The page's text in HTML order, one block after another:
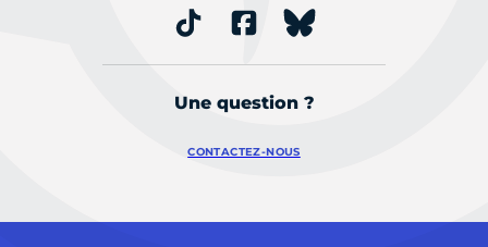
Une question ?
CONTACTEZ-NOUS